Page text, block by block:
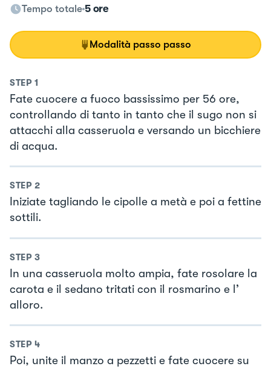
Tempo totale 5 ore
Modalità passo passo
STEP 1
Fate cuocere a fuoco bassissimo per 56 ore,
controllando di tanto in tanto che il sugo non si
attacchi alla casseruola e versando un bicchiere
di acqua.
STEP 2
Iniziate tagliando le cipolle a metà e poi a fettine
sottili.
STEP 3
In una casseruola molto ampia, fate rosolare la
carota e il sedano tritati con il rosmarino e l’
alloro.
STEP 4
Poi, unite il manzo a pezzetti e fate cuocere su